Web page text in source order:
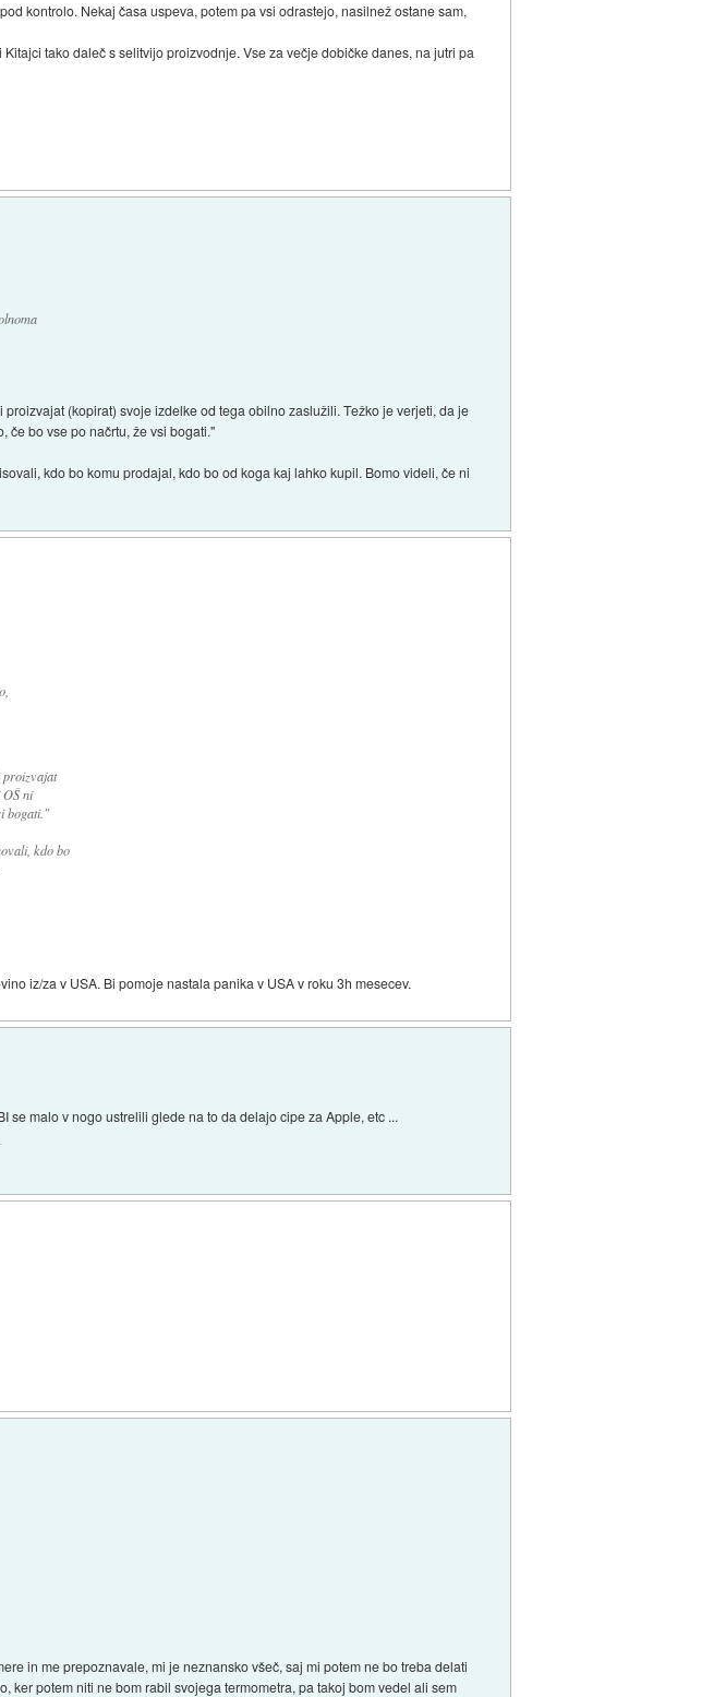
kontrolo. Nekaj časa uspeva, potem pa vsi odrastejo, nasilnež ostane sam,
tako daleč s selitvijo proizvodnje. Vse za večje dobičke danes, na jutri pa
(kopirat) svoje izdelke od tega obilno zaslužili. Težko je verjeti, da je
če bo vse po načrtu, že vsi bogati."
kdo bo komu prodajal, kdo bo od koga kaj lahko kupil. Bomo videli, če ni
ni
bogati."
kdo bo
iz/za v USA. Bi pomoje nastala panika v USA v roku 3h mesecev.
se malo v nogo ustrelili glede na to da delajo cipe za Apple, etc ...
in me prepoznavale, mi je neznansko všeč, saj mi potem ne bo treba delati
potem niti ne bom rabil svojega termometra, pa takoj bom vedel ali sem